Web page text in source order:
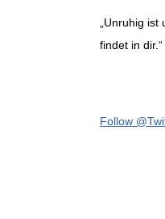
„Unruhig ist
findet in
Follow